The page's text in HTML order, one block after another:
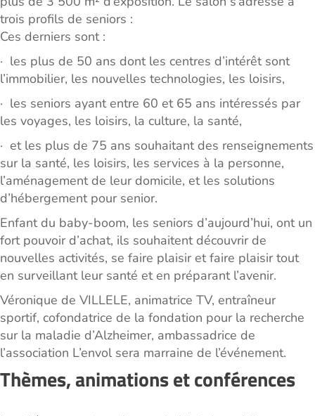
trois profils de seniors :
Ces derniers sont :
· les plus de 50 ans dont les centres d’intérêt sont
l’immobilier, les nouvelles technologies, les loisirs,
· les seniors ayant entre 60 et 65 ans intéressés par
les voyages, les loisirs, la culture, la santé,
· et les plus de 75 ans souhaitant des renseignements
sur la santé, les loisirs, les services à la personne,
l’aménagement de leur domicile, et les solutions
d’hébergement pour senior.
Enfant du baby-boom, les seniors d’aujourd’hui, ont un
fort pouvoir d’achat, ils souhaitent découvrir de
nouvelles activités, se faire plaisir et faire plaisir tout
en surveillant leur santé et en préparant l’avenir.
Véronique de VILLELE, animatrice TV, entraîneur
sportif, cofondatrice de la fondation pour la recherche
sur la maladie d’Alzheimer, ambassadrice de
l’association L’envol sera marraine de l’événement.
Thèmes, animations et conférences